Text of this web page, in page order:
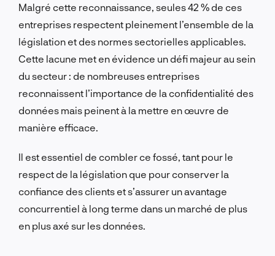
Malgré cette reconnaissance, seules 42 % de ces
entreprises respectent pleinement l’ensemble de la
législation et des normes sectorielles applicables.
Cette lacune met en évidence un défi majeur au sein
du secteur : de nombreuses entreprises
reconnaissent l’importance de la confidentialité des
données mais peinent à la mettre en œuvre de
manière efficace.
Il est essentiel de combler ce fossé, tant pour le
respect de la législation que pour conserver la
confiance des clients et s’assurer un avantage
concurrentiel à long terme dans un marché de plus
en plus axé sur les données.